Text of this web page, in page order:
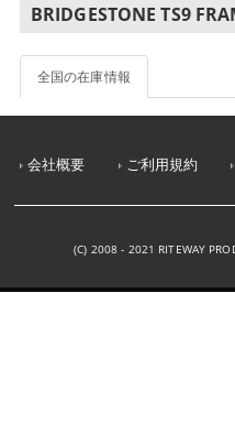
BRIDGESTONE TS9
全国の在庫情報
会社概要 ご利用規約
(C) 2008 - 2021 RITEWAY